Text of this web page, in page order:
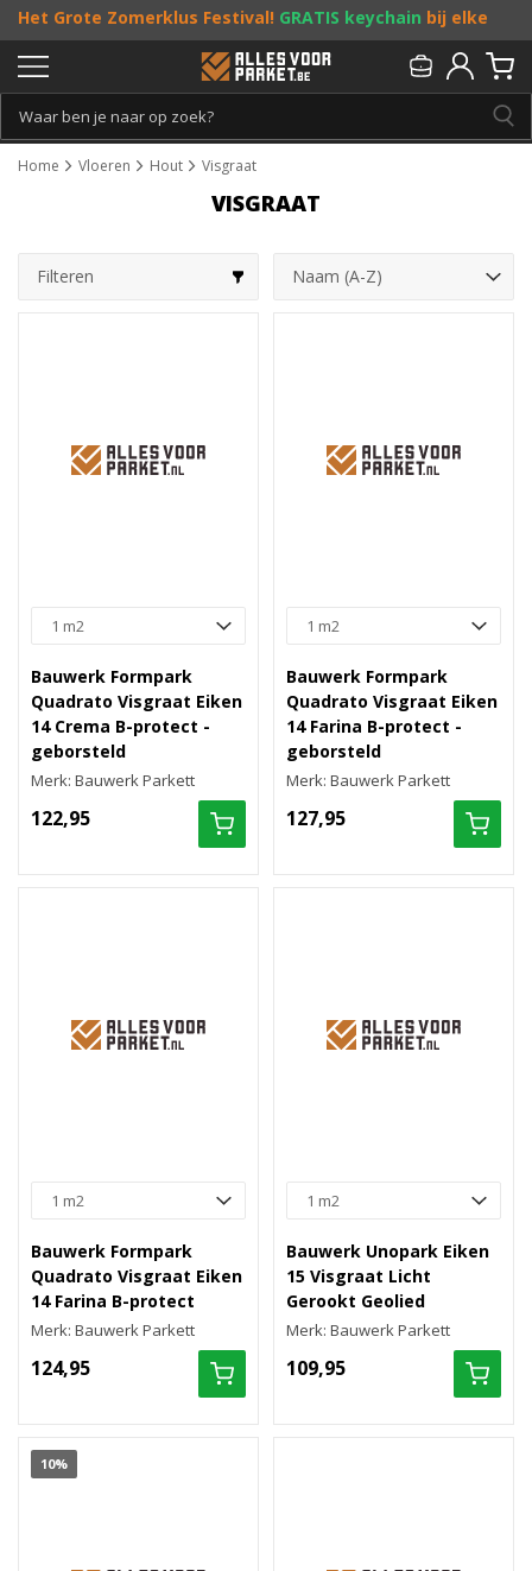
Het Grote Zomerklus Festival! GRATIS keychain bij elke
bestelling vanaf €25, entoffe acties! Doe je mee?
Persoonlijk & gratis advies:013 - 207 00 01
Home Vloeren Hout Visgraat
VISGRAAT
Filteren
Bauwerk Formpark
Quadrato Visgraat Eiken
14 Crema B-protect -
geborsteld
Merk: Bauwerk Parkett
122,95
Bauwerk Formpark
Quadrato Visgraat Eiken
14 Farina B-protect -
geborsteld
Merk: Bauwerk Parkett
127,95
Bauwerk Formpark
Quadrato Visgraat Eiken
14 Farina B-protect
Merk: Bauwerk Parkett
124,95
Bauwerk Unopark Eiken
15 Visgraat Licht
Gerookt Geolied
Merk: Bauwerk Parkett
109,95
10%